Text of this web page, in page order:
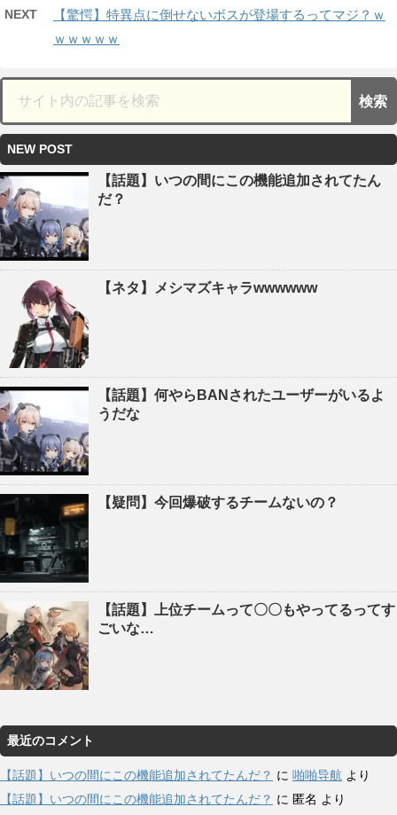
NEXT
【驚愕】特異点に倒せないボスが登場するってマジ？ｗ
ｗｗｗｗｗ
NEW POST
【話題】いつの間にこの機能追加されてたん
だ？
【ネタ】メシマズキャラwwwwww
【話題】何やらBANされたユーザーがいるよ
うだな
【疑問】今回爆破するチームないの？
【話題】上位チームって〇〇もやってるってす
ごいな…
最近のコメント
【話題】いつの間にこの機能追加されてたんだ？ に 啪啪导航 より
【話題】いつの間にこの機能追加されてたんだ？ に 匿名 より